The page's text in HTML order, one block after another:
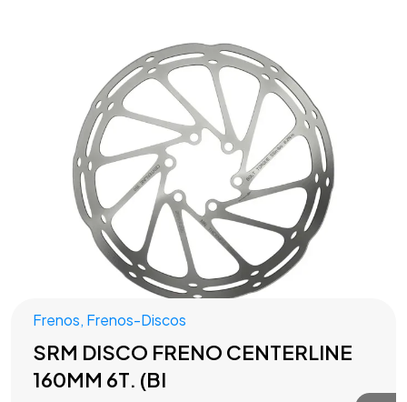
Frenos, Frenos-Discos
SRM DISCO FRENO CENTERLINE
160MM 6T. (BI